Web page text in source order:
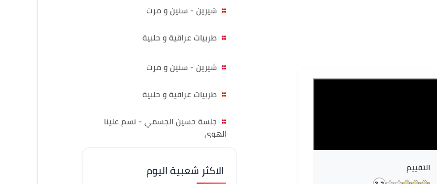
التقييم
شيرين - سنين و مرت
طربيات عراقية و حلبية
شيرين - سنين و مرت
طربيات عراقية و حلبية
جلسة حسين الجسمي - نسم علينا
الهوى
الاكثر شعبية اليوم